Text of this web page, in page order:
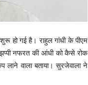
शुरू हो गई है। राहुल गांधी के पीएम
नफरत की आंधी को कैसे रोक
लाने वाला बताया। सुरजेवाला ने